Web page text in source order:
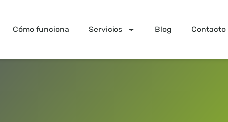
Cómo funciona Servicios Blog Contacto